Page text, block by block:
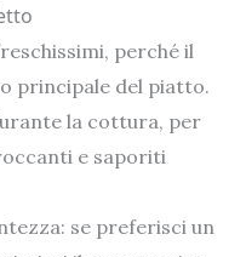
perché il
principale del piatto.
la cottura, per
e saporiti
se preferisci un